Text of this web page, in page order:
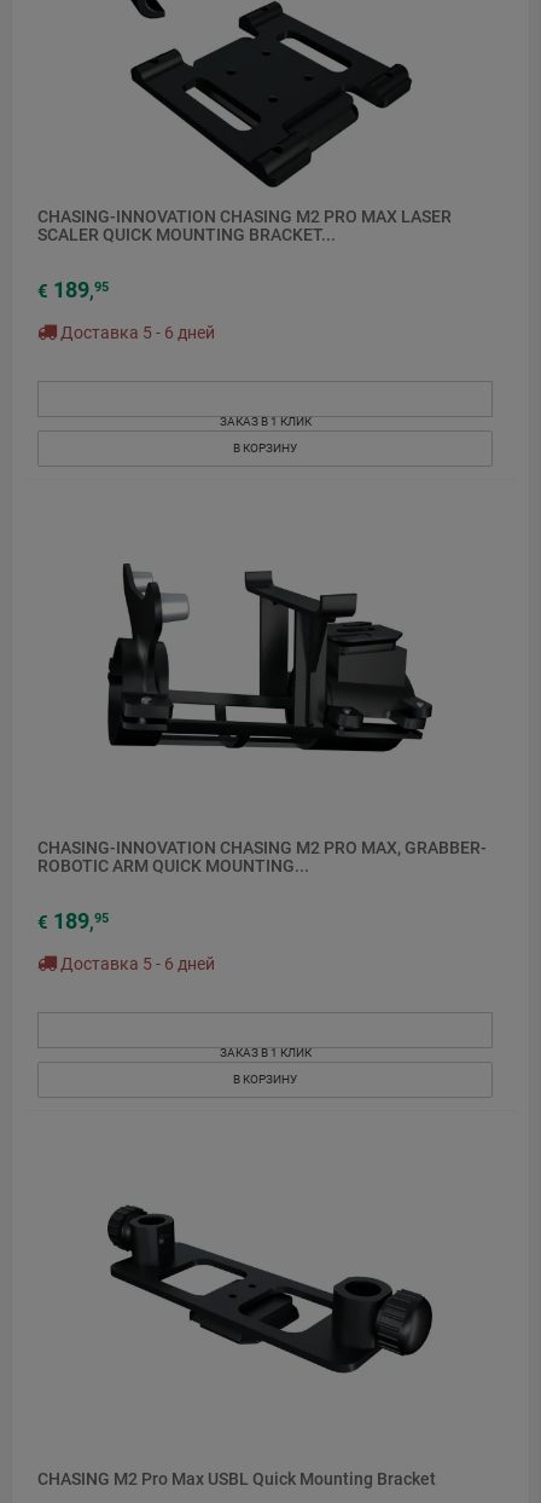
CHASING-INNOVATION CHASING M2 PRO MAX LASER
SCALER QUICK MOUNTING BRACKET...
€ 189,95
Доставка 5 - 6 дней
ЗАКАЗ В 1 КЛИК
В КОРЗИНУ
CHASING-INNOVATION CHASING M2 PRO MAX, GRABBER-
ROBOTIC ARM QUICK MOUNTING...
€ 189,95
Доставка 5 - 6 дней
ЗАКАЗ В 1 КЛИК
В КОРЗИНУ
CHASING M2 Pro Max USBL Quick Mounting Bracket